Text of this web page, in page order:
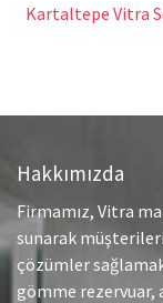
Kartaltepe Vitra
Hakkımızda
Firmamız, Vitra
sunarak
çözümler
gömme rezervuar,